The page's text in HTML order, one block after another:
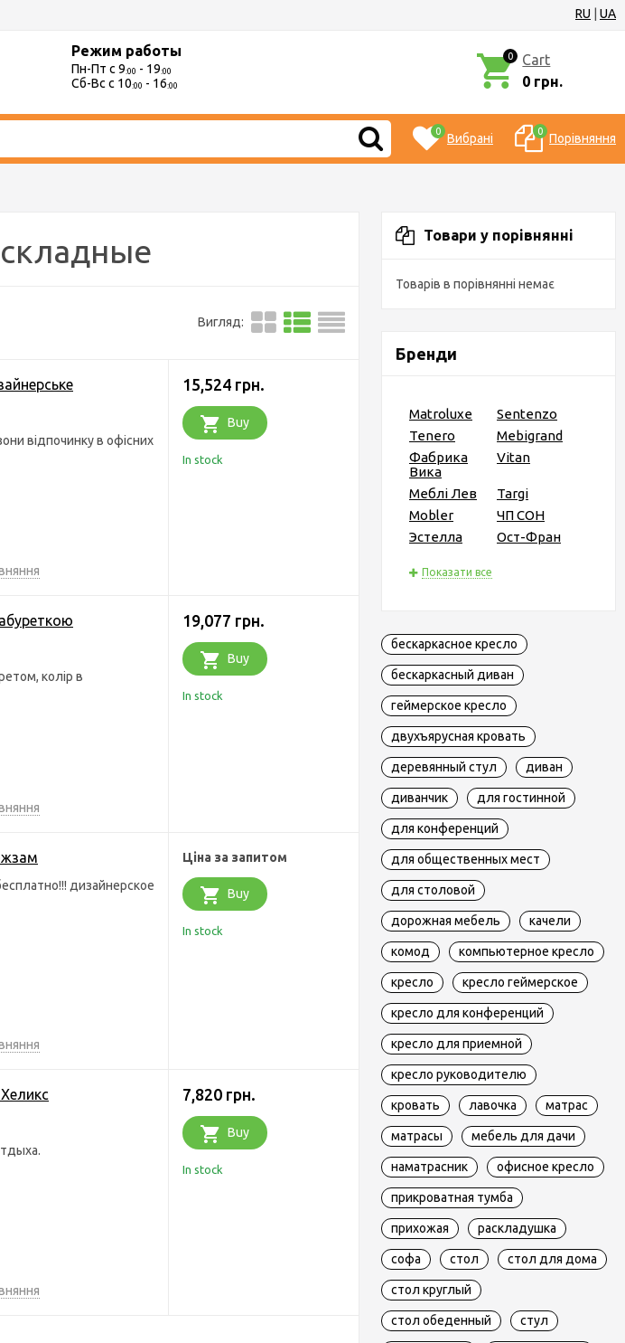
RU UA
Режим работы
Пн-Пт с 9:00 - 19:00
Сб-Вс с 10:00 - 16:00
0
Cart
0 грн.
0 Вибрані 0 Порівняння
Товари у порівнянні
Товарів в порівнянні немає
Бренди
Matroluxe
Sentenzo
Tenero
Mebigrand
Фабрика
Вика
Vitan
Меблі Лев
Targi
Mobler
ЧП СОН
Эстелла
Ост-Фран
Показати все
бескаркасное кресло
бескаркасный диван
геймерское кресло
двухъярусная кровать
деревянный стул диван
диванчик для гостинной
для конференций
для общественных мест
для столовой
дорожная мебель качели
комод компьютерное кресло
кресло кресло геймерское
кресло для конференций
кресло для приемной
кресло руководителю
кровать лавочка матрас
матрасы мебель для дачи
наматрасник офисное кресло
прикроватная тумба
прихожая раскладушка
софа стол стол для дома
стол круглый
стол обеденный стул
Вигляд:
відпочинку в офісних
15,524 грн.
Buy
In stock
колір в
19,077 грн.
Buy
In stock
дизайнерское
Ціна за запитом
Buy
In stock
7,820 грн.
Buy
In stock